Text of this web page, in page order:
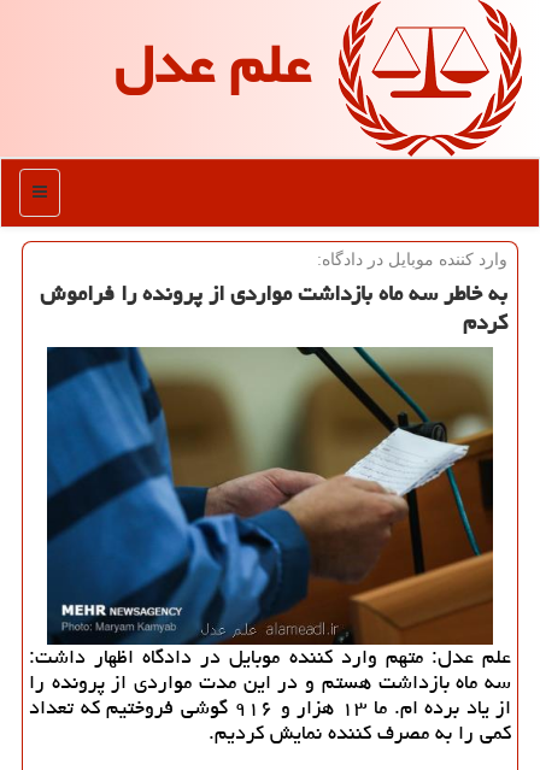
علم عدل
منو
وارد كننده موبایل در دادگاه:
به خاطر سه ماه بازداشت مواردی از پرونده را فراموش
كردم
علم عدل: متهم وارد كننده موبایل در دادگاه اظهار داشت:
سه ماه بازداشت هستم و در این مدت مواردی از پرونده را
از یاد برده ام. ما ۱۳ هزار و ۹۱۶ گوشی فروختیم كه تعداد
كمی را به مصرف كننده نمایش كردیم.